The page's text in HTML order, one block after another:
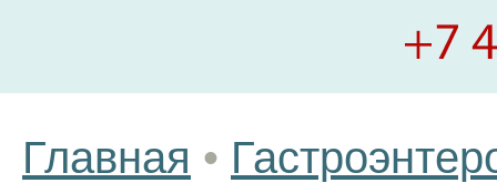
Главная •